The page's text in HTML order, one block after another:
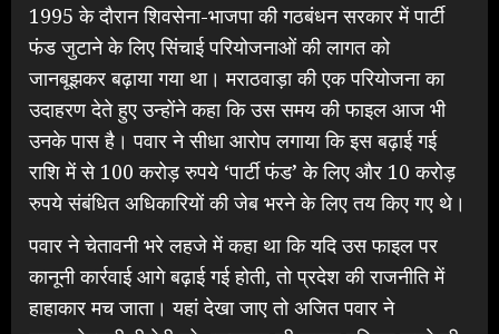
1995 के दौरान शिवसेना-भाजपा की गठबंधन सरकार में पार्टी
फंड जुटाने के लिए सिंचाई परियोजनाओं की लागत को
जानबूझकर बढ़ाया गया था। मराठवाड़ा की एक परियोजना का
उदाहरण देते हुए उन्होंने कहा कि उस समय की फाइल आज भी
उनके पास है। पवार ने सीधा आरोप लगाया कि इस बढ़ाई गई
राशि में से 100 करोड़ रुपये ‘पार्टी फंड’ के लिए और 10 करोड़
रुपये संबंधित अधिकारियों की जेब भरने के लिए तय किए गए थे।
पवार ने चेतावनी भरे लहजे में कहा था कि यदि उस फाइल पर
कानूनी कार्रवाई आगे बढ़ाई गई होती, तो प्रदेश की राजनीति में
हाहाकार मच जाता। यहां देखा जाए तो अजित पवार ने